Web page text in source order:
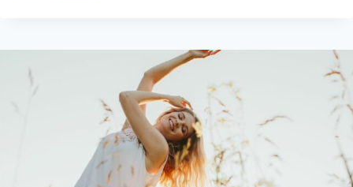
AUGUST
2026
ENDLICH
GELDSORGEN